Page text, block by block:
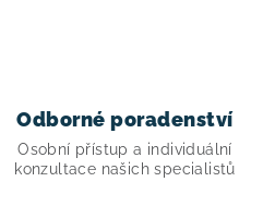
Odborné poradenství
Osobní přístup a individuální
konzultace našich specialistů